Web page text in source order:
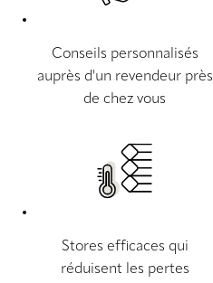
Conseils personnalisés
auprès d'un revendeur près
de chez vous
Stores efficaces qui
réduisent les pertes